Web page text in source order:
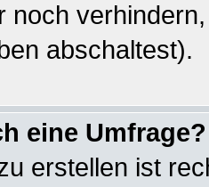
noch
abschaltest).
eine Umfrage?
erstellen ist